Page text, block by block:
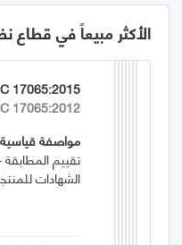
الأكثر مبيعاً في قطاع
17065:2015
17065:2012
مواصفة
تقييم
الشهادات